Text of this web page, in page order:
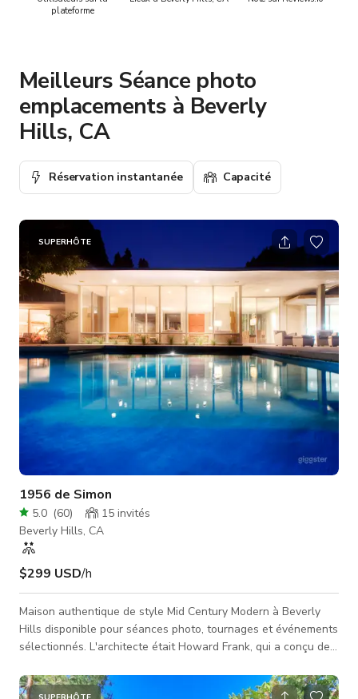
plateforme
Meilleurs Séance photo
emplacements à Beverly
Hills, CA
Réservation instantanée Capacité
SUPERHÔTE
1956 de Simon
5.0 (60) 15 invités
Beverly Hills, CA
$299 USD/h
Maison authentique de style Mid Century Modern à Beverly
Hills disponible pour séances photo, tournages et événements
sélectionnés. L'architecte était Howard Frank, qui a conçu de
Construite en 1956. Maison d'environ 5 000 pieds carrés avec